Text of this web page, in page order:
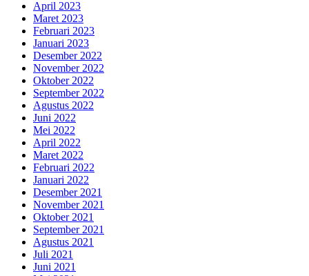
April 2023
Maret 2023
Februari 2023
Januari 2023
Desember 2022
November 2022
Oktober 2022
September 2022
Agustus 2022
Juni 2022
Mei 2022
April 2022
Maret 2022
Februari 2022
Januari 2022
Desember 2021
November 2021
Oktober 2021
September 2021
Agustus 2021
Juli 2021
Juni 2021